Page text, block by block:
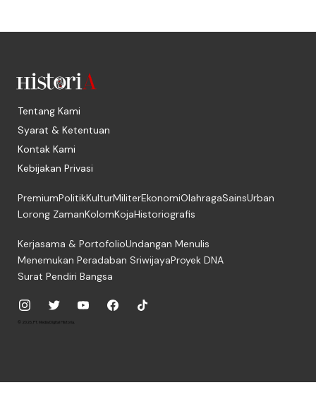
Tentang Kami
Syarat & Ketentuan
Kontak Kami
Kebijakan Privasi
PremiumPolitikKulturMiliterEkonomiOlahragaSainsUrban
Lorong ZamanKolomKojaHistoriografis
Kerjasama & PortofolioUndangan Menulis
Menemukan Peradaban SriwijayaProyek DNA
Surat Pendiri Bangsa
© 2026, PT. Media Digital Historia.